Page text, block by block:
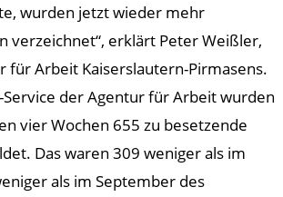
wurden jetzt wieder mehr
verzeichnet“, erklärt Peter Weißler,
für Arbeit Kaiserslautern-Pirmasens.
der Agentur für Arbeit wurden
vier Wochen 655 zu besetzende
Das waren 309 weniger als im
als im September des